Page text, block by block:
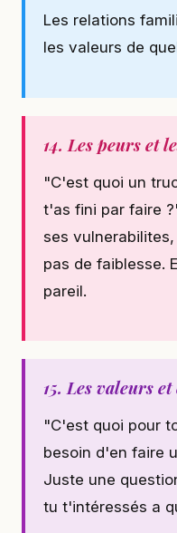
Les relations
les valeurs de
14. Les peurs et
"C'est quoi un
t'as fini par faire
ses
pas de faiblesse.
pareil.
15. Les valeurs
"C'est quoi pour
besoin d'en faire
Juste une
tu t'intéressés a